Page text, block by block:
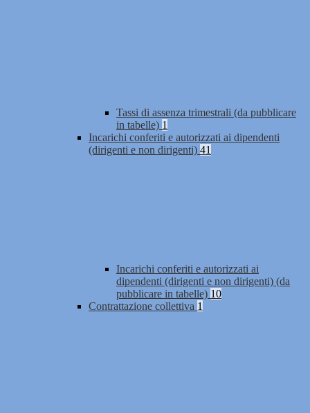
Tassi di assenza trimestrali (da pubblicare
in tabelle) 1
Incarichi conferiti e autorizzati ai dipendenti
(dirigenti e non dirigenti) 41
Incarichi conferiti e autorizzati ai
dipendenti (dirigenti e non dirigenti) (da
pubblicare in tabelle) 10
Contrattazione collettiva 1